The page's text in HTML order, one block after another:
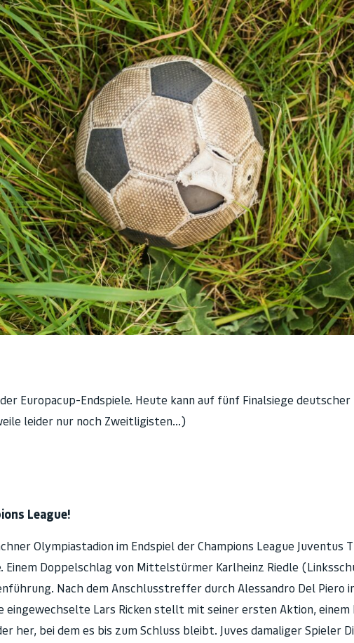
Europacup-Endspiele. Heute kann auf fünf Finalsiege
leider nur noch Zweitligisten…)
League!
Olympiastadion im Endspiel der Champions League Juventus
Doppelschlag von Mittelstürmer Karlheinz Riedle
Nach dem Anschlusstreffer durch Alessandro Del Piero
eingewechselte Lars Ricken stellt mit seiner ersten Aktion,
her, bei dem es bis zum Schluss bleibt. Juves damaliger Spieler